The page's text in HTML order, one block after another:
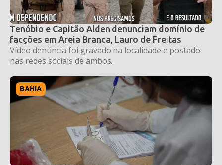
Tenóbio e Capitão Alden denunciam domínio de
facções em Areia Branca, Lauro de Freitas
Vídeo denúncia foi gravado na localidade e postado
nas redes sociais de ambos.
BAHIA